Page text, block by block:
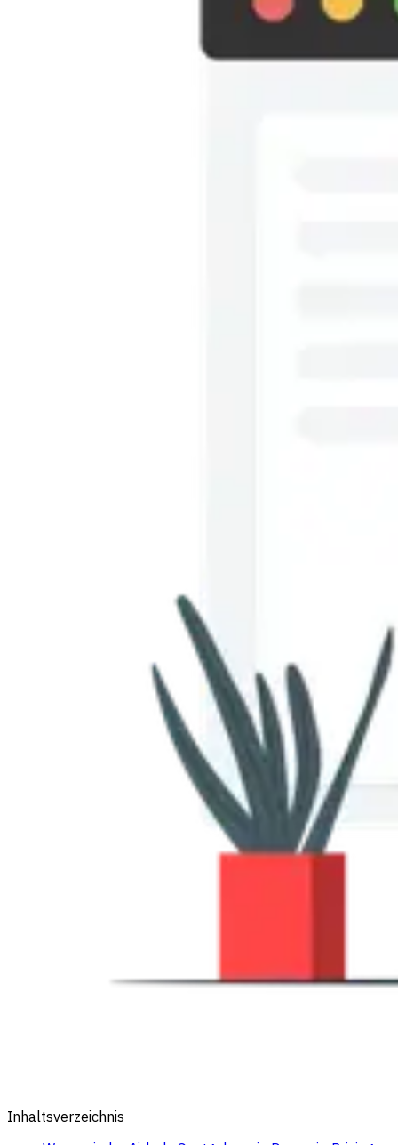
Inhaltsverzeichnis